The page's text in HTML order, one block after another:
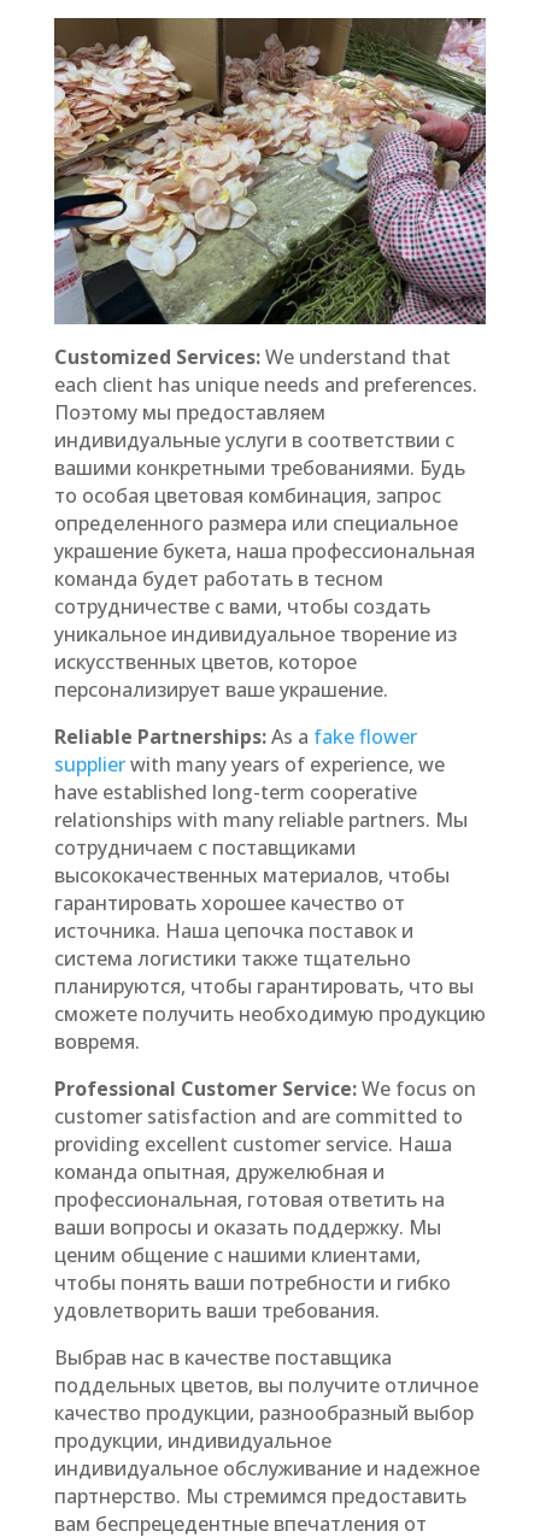
Customized Services:We understand that
each client has unique needs and preferences.
Поэтому мы предоставляем
индивидуальные услуги в соответствии с
вашими конкретными требованиями. Будь
то особая цветовая комбинация, запрос
определенного размера или специальное
украшение букета, наша профессиональная
команда будет работать в тесном
сотрудничестве с вами, чтобы создать
уникальное индивидуальное творение из
искусственных цветов, которое
персонализирует ваше украшение.
Reliable Partnerships:As a fake flower
supplierwith many years of experience, we
have established long-term cooperative
relationships with many reliable partners. Мы
сотрудничаем с поставщиками
высококачественных материалов, чтобы
гарантировать хорошее качество от
источника. Наша цепочка поставок и
система логистики также тщательно
планируются, чтобы гарантировать, что вы
сможете получить необходимую продукцию
вовремя.
Professional Customer Service:We focus on
customer satisfaction and are committed to
providing excellent customer service. Наша
команда опытная, дружелюбная и
профессиональная, готовая ответить на
ваши вопросы и оказать поддержку. Мы
ценим общение с нашими клиентами,
чтобы понять ваши потребности и гибко
удовлетворить ваши требования.
Выбрав нас в качестве поставщика
поддельных цветов, вы получите отличное
качество продукции, разнообразный выбор
продукции, индивидуальное
индивидуальное обслуживание и надежное
партнерство. Мы стремимся предоставить
вам беспрецедентные впечатления от